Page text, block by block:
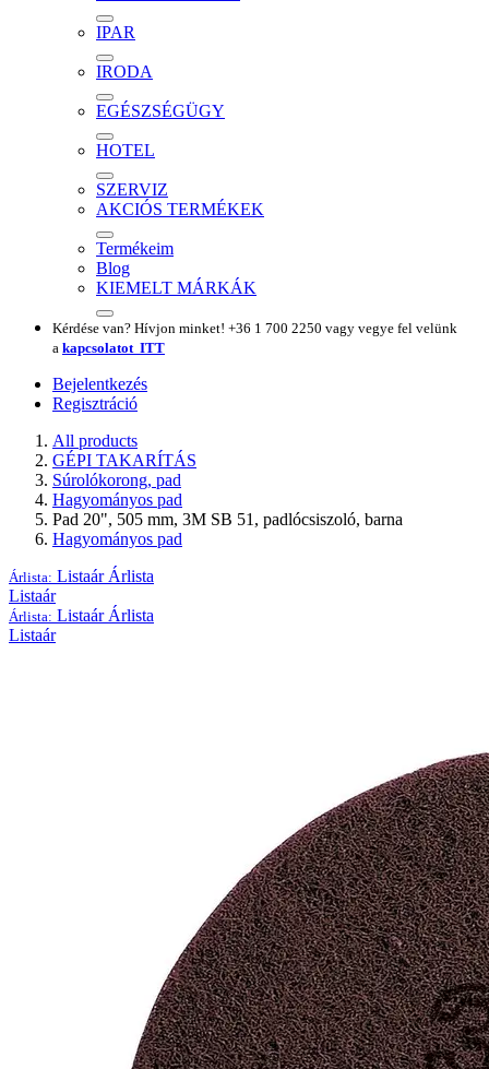
IPAR
IRODA
EGÉSZSÉGÜGY
HOTEL
SZERVIZ
AKCIÓS TERMÉKEK
Termékeim
Blog
KIEMELT MÁRKÁK
​Kérdése van? Hívjon minket! +36 1 700 2250 vagy vegye fel velünk
a kapcsolatot ITT
Bejelentkezés
Regisztráció
All products
GÉPI TAKARÍTÁS
Súrolókorong, pad
Hagyományos pad
Pad 20", 505 mm, 3M SB 51, padlócsiszoló, barna
Hagyományos pad
Árlista: Listaár Árlista
Listaár
Árlista: Listaár Árlista
Listaár